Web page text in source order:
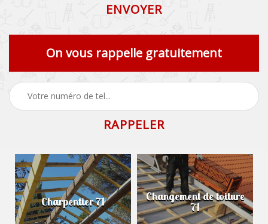
On vous rappelle gratuitement
Charpentier 71 Changement de toiture
71